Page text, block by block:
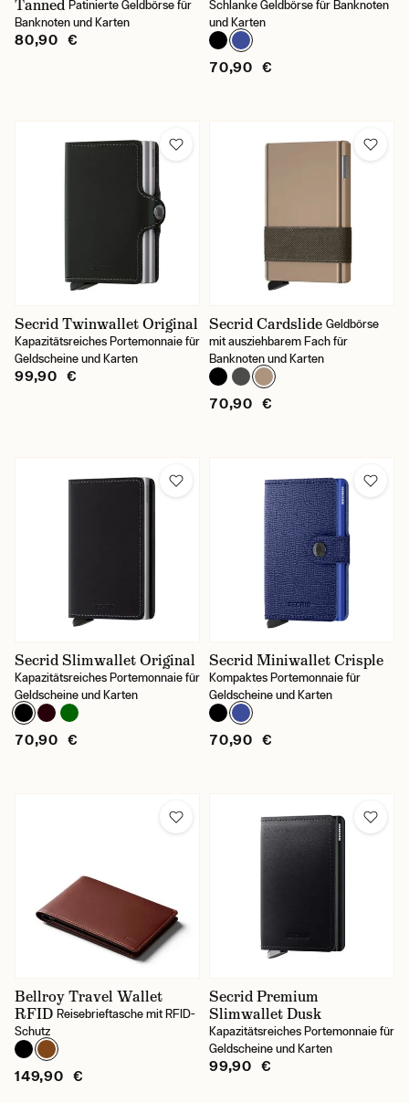
Tanned Patinierte Geldbörse für
Banknoten und Karten
80,90 €
Schlanke Geldbörse für Banknoten
und Karten
70,90 €
Secrid Twinwallet Original
Kapazitätsreiches Portemonnaie für
Geldscheine und Karten
99,90 €
Secrid Cardslide Geldbörse
mit ausziehbarem Fach für
Banknoten und Karten
70,90 €
Secrid Slimwallet Original
Kapazitätsreiches Portemonnaie für
Geldscheine und Karten
70,90 €
Secrid Miniwallet Crisple
Kompaktes Portemonnaie für
Geldscheine und Karten
70,90 €
Bellroy Travel Wallet
RFID Reisebrieftasche mit RFID-
Schutz
149,90 €
Secrid Premium
Slimwallet Dusk
Kapazitätsreiches Portemonnaie für
Geldscheine und Karten
99,90 €